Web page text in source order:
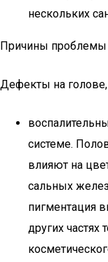
нескольких
Причины проблемы
Дефекты на
системе.
влияют на
сальных
пигментация
других частях